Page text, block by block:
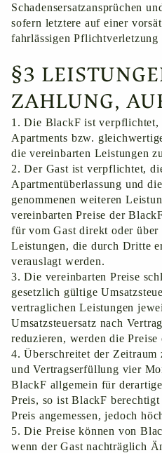
Schadensersatzansprüchen
sofern letztere auf einer
fahrlässigen Pflichtverletzung
§3
ZAHLUNG,
Die BlackF ist verpflichtet,
Apartments bzw.
die vereinbarten Leistungen
Der Gast ist verpflichtet,
Apartmentüberlassung und
genommenen weiteren
vereinbarten Preise der
für vom Gast direkt oder
Leistungen, die durch Dritte
verauslagt werden.
Die vereinbarten Preise
gesetzlich gültige
vertraglichen Leistungen
Umsatzsteuersatz nach
reduzieren, werden die Preise
Überschreitet der Zeitraum
und Vertragserfüllung vier
BlackF allgemein für
Preis, so ist BlackF
Preis angemessen, jedoch
Die Preise können von
wenn der Gast nachträglich